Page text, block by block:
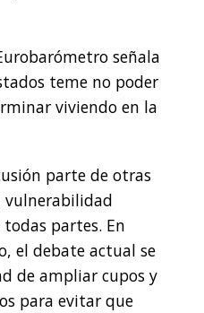
señala
teme no poder
viviendo en la
parte de otras
vulnerabilidad
todas partes. En
el debate actual se
de ampliar cupos y
para evitar que